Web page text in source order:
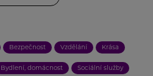
Bezpečnost Vzdělání Krása
Bydlení, domácnost Sociální služby